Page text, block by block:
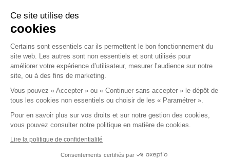
VERSAILLES SOUS LES
GRANDES EAUX
MUSICALES
Les jardins, bosquets et bassins du château
au son de la musique baroque. Pour une expérience encore
se termine par un magnifique feu d’artifice. A couper le
souffle.
Ce site utilise des
cookies
Certains sont essentiels car ils permettent le bon fonctionnement du
site web. Les autres sont non essentiels et sont utilisés pour
améliorer votre expérience d’utilisateur, mesurer l’audience sur notre
site, ou à des fins de marketing.
Vous pouvez « Accepter » ou « Continuer sans accepter » le dépôt de
tous les cookies non essentiels ou choisir de les « Paramétrer ».
Pour en savoir plus sur vos droits et sur notre gestion des cookies,
vous pouvez consulter notre politique en matière de cookies.
Lire la politique de confidentialité
Consentements certifiés par